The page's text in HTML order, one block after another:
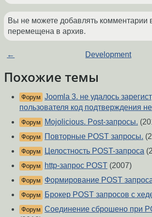
Вы не можете добавлять комментарии
перемещена в архив.
← Development
Похожие темы
Форум Joomla 3. не удалось
пользователя код подтверждения
Форум Mojolicious. Post-запросы.
Форум Повторные POST запросы.
Форум Целостность POST-запроса
Форум http-запрос POST (2007)
Форум Формирование POST
Форум Брокер POST запросов с
Форум Соединение сброшено при